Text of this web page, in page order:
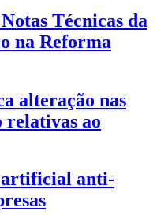
Técnicas da
na Reforma
alteração nas
relativas ao
artificial anti-